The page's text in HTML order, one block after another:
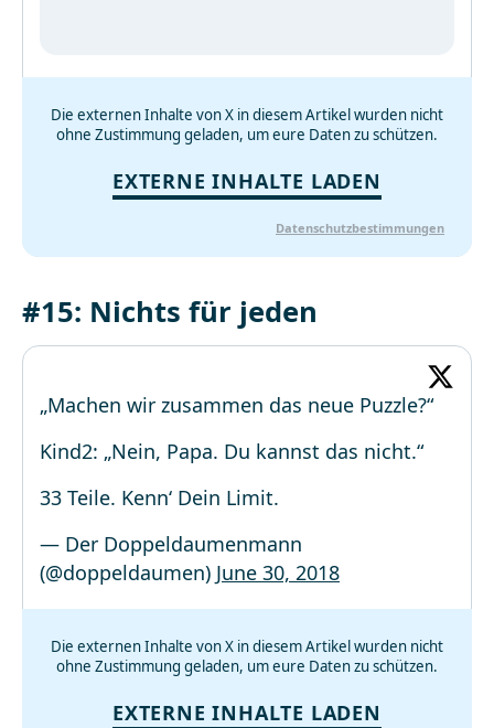
Die externen Inhalte von X in diesem Artikel wurden nicht
ohne Zustimmung geladen, um eure Daten zu schützen.
EXTERNE INHALTE LADEN
Datenschutzbestimmungen
#15: Nichts für jeden
„Machen wir zusammen das neue Puzzle?“
Kind2: „Nein, Papa. Du kannst das nicht.“
33 Teile. Kenn‘ Dein Limit.
— Der Doppeldaumenmann
(@doppeldaumen) June 30, 2018
Die externen Inhalte von X in diesem Artikel wurden nicht
ohne Zustimmung geladen, um eure Daten zu schützen.
EXTERNE INHALTE LADEN